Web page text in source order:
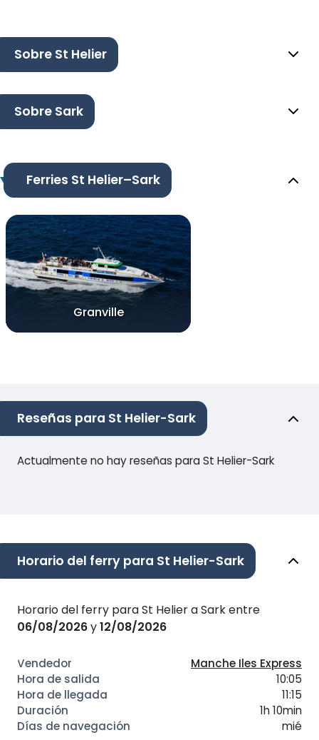
Sobre St Helier
Sobre Sark
Ferries St Helier–Sark
Granville
Reseñas para St Helier-Sark
Actualmente no hay reseñas para St Helier-Sark
Horario del ferry para St Helier-Sark
Horario del ferry para St Helier a Sark entre
06/08/2026y12/08/2026
Manche Iles Express
10:05
11:15
1h 10min
mié